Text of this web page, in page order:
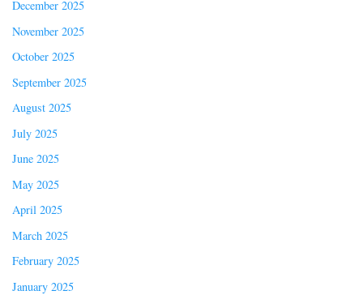
December 2025
November 2025
October 2025
September 2025
August 2025
July 2025
June 2025
May 2025
April 2025
March 2025
February 2025
January 2025